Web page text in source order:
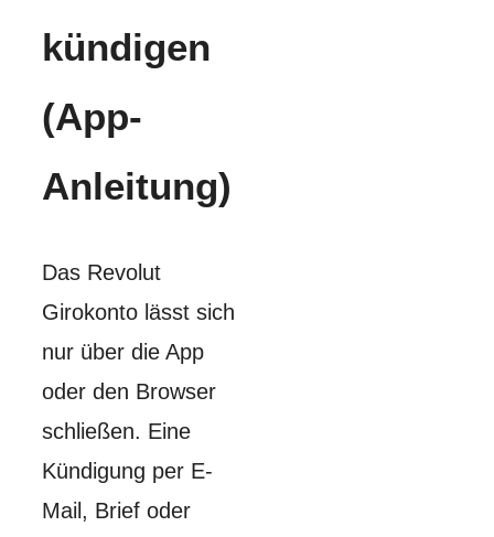
kündigen
(App-
Anleitung)
Das Revolut
Girokonto lässt sich
nur über die App
oder den Browser
schließen. Eine
Kündigung per E-
Mail, Brief oder